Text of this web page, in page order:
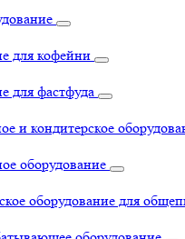
для кофейни
для фастфуда
и кондитерское
оборудование
оборудование для